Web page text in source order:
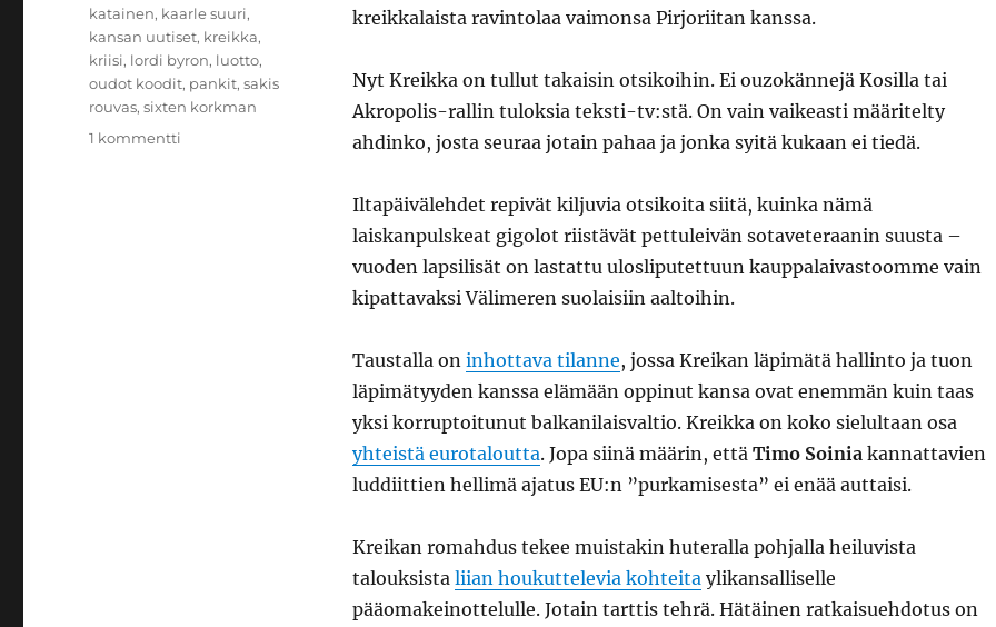
kreikkalaista ravintolaa vaimonsa Pirjoriitan kanssa.
Nyt Kreikka on tullut takaisin otsikoihin. Ei ouzokännejä Kosilla tai
Akropolis-rallin tuloksia teksti-tv:stä. On vain vaikeasti määritelty
ahdinko, josta seuraa jotain pahaa ja jonka syitä kukaan ei tiedä.
Iltapäivälehdet repivät kiljuvia otsikoita siitä, kuinka nämä
laiskanpulskeat gigolot riistävät pettuleivän sotaveteraanin suusta –
vuoden lapsilisät on lastattu ulosliputettuun kauppalaivastoomme vain
kipattavaksi Välimeren suolaisiin aaltoihin.
Taustalla on inhottava tilanne, jossa Kreikan läpimätä hallinto ja tuon
läpimätyyden kanssa elämään oppinut kansa ovat enemmän kuin taas
yksi korruptoitunut balkanilaisvaltio. Kreikka on koko sielultaan osa
yhteistä eurotaloutta. Jopa siinä määrin, että Timo Soinia kannattavien
luddiittien hellimä ajatus EU:n ”purkamisesta” ei enää auttaisi.
Kreikan romahdus tekee muistakin huteralla pohjalla heiluvista
talouksista liian houkuttelevia kohteita ylikansalliselle
pääomakeinottelulle. Jotain tarttis tehrä. Hätäinen ratkaisuehdotus on
katainen, kaarle suuri,
kansan uutiset, kreikka,
kriisi, lordi byron, luotto,
oudot koodit, pankit,sakis
rouvas,sixten korkman
1 kommentti